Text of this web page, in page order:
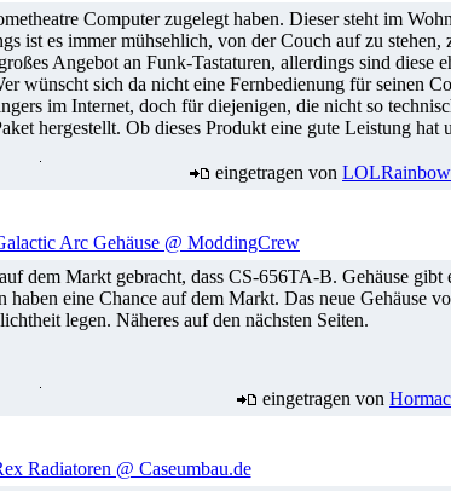
Computer zugelegt haben. Dieser steht im
ist es immer mühsehlich, von der Couch auf zu stehen,
Angebot an Funk-Tastaturen, allerdings sind diese
wünscht sich da nicht eine Fernbedienung für seinen
im Internet, doch für diejenigen, die nicht so
hergestellt. Ob dieses Produkt eine gute Leistung
eingetragen von LOLRainbow
Arc Gehäuse @ ModdingCrew
dem Markt gebracht, dass CS-656TA-B. Gehäuse
eine Chance auf dem Markt. Das neue Gehäuse
legen. Näheres auf den nächsten Seiten.
eingetragen von Hormac
Radiatoren @ Caseumbau.de